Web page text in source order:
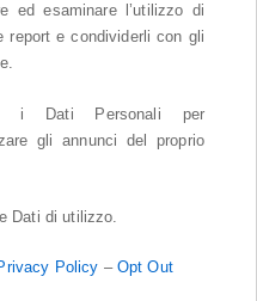
ed esaminare l’utilizzo di
report e condividerli con gli
i Dati Personali per
gli annunci del proprio
Dati di utilizzo.
Policy – Opt Out